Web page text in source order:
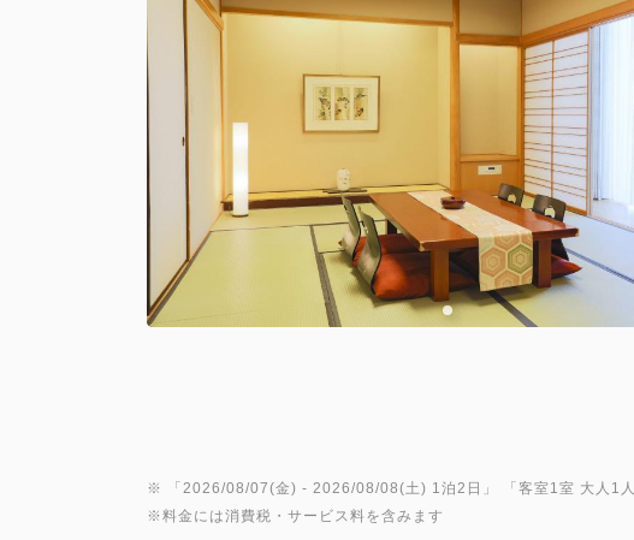
※ 「 2026/08/07(金) - 2026/08/08(土) 1泊2日 」 「 客室1室 大人1人
※料金には消費税・サービス料を含みます